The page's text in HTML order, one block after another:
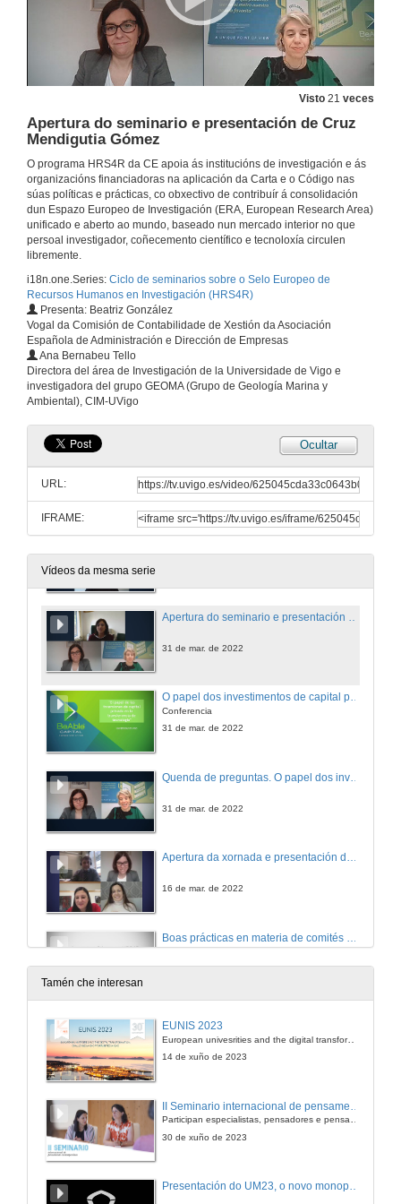
Visto 21 veces
Apertura do seminario e presentación de Cruz
Mendigutia Gómez
O programa HRS4R da CE apoia ás institucións de investigación e ás
organizacións financiadoras na aplicación da Carta e o Código nas
súas políticas e prácticas, co obxectivo de contribuír á consolidación
dun Espazo Europeo de Investigación (ERA, European Research Area)
unificado e aberto ao mundo, baseado nun mercado interior no que
persoal investigador, coñecemento científico e tecnoloxía circulen
libremente.
i18n.one.Series: Ciclo de seminarios sobre o Selo Europeo de
Recursos Humanos en Investigación (HRS4R)
Presenta: Beatriz González
Vogal da Comisión de Contabilidade de Xestión da Asociación
Española de Administración e Dirección de Empresas
Ana Bernabeu Tello
Directora del área de Investigación de la Universidade de Vigo e
investigadora del grupo GEOMA (Grupo de Geología Marina y
Ambiental), CIM-UVigo
Ocultar
URL:
IFRAME:
Vídeos da mesma serie
21 de abr. de 2022
Research and health
Conferencia
21 de abr. de 2022
EIT Healt Spain
21 de abr. de 2022
Quenda de preguntas. Research and health. EIT Healt Spain
21 de abr. de 2022
7 de abr. de 2022
Emprendemento
Conferencia
Empresas baseadas no coñecemento
Conferencia
7 de abr. de 2022
Quenda de preguntas. Emprendemento / Empresas baseadas no coñecemento
31 de mar. de 2022
O papel dos investimentos de capital privado na transferencia de tecnoloxía
Conferencia
31 de mar. de 2022
31 de mar. de 2022
Apertura da xornada e presentación de Lluís Rovira
16 de mar. de 2022
Conferencia
16 de mar. de 2022
Conferencia
Tamén che interesan
EUNIS 2023
European univesrities and the digital transformation: challenges and opportunities ahead
14 de xuño de 2023
Participan especialistas, pensadores e pensadoras que traballan desde hai anos sobre temas de pensamento contemporáneo en universidades de Estados Unidos, Reino Unido, Canadá, México e España.
30 de xuño de 2023
Presentación do UM23, o novo monopraza de UVigo Motorsport